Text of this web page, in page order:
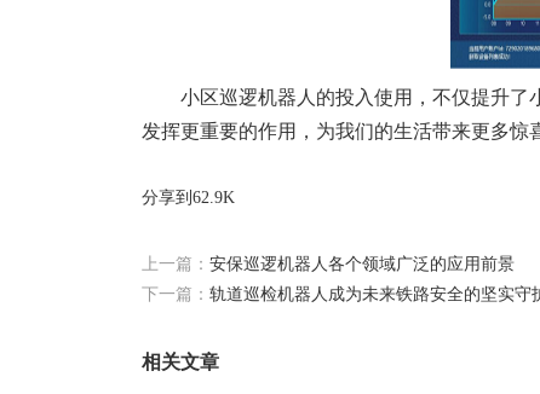
小区巡逻机器人的投入使用，不仅提升
发挥更重要的作用，为我们的生活带来更多惊
分享到 62.9K
上一篇： 安保巡逻机器人各个领域广泛的应用前景
下一篇： 轨道巡检机器人成为未来铁路安全的坚实守
相关文章